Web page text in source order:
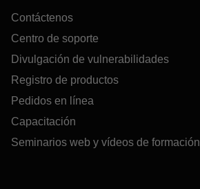
Contáctenos
Centro de soporte
Divulgación de vulnerabilidades
Registro de productos
Pedidos en línea
Capacitación
Seminarios web y vídeos de formación